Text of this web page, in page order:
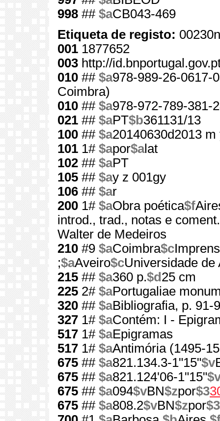
998 ## $aCB043-469
Etiqueta de registo:
001 1877652
003 http://
010 ## $a978-989-26-0617-0
Coimbra)
010 ## $a978-972-789-381-2
021 ## $aPT$b361131/13
100 ## $a20140630d2013
101 1# $apor$alat
102 ## $aPT
105 ## $ay z 001gy
106 ## $ar
200 1# $aObra poética$f
introd., trad., notas e
Walter de Medeiros
210 #9 $aCoimbra$c
;$aAveiro$cUniversidade de
215 ## $a360 p.$d 25 cm
225 2# $aPortugaliae
320 ## $aBibliografia, p. 91-
327 1# $aContém: I -
517 1# $aEpigramas
517 1# $aAntimória (1495-
675 ## $a821.134.3-1"15"$v
675 ## $a821.124'06-1"15"
675 ## $a094$vBN$zpor$3
675 ## $a808.2$vBN$zpor$3